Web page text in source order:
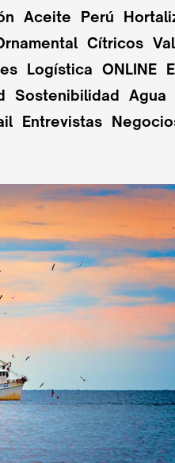
Aceite Perú
Cítricos
Logística ONLINE
Sostenibilidad Agua
Entrevistas